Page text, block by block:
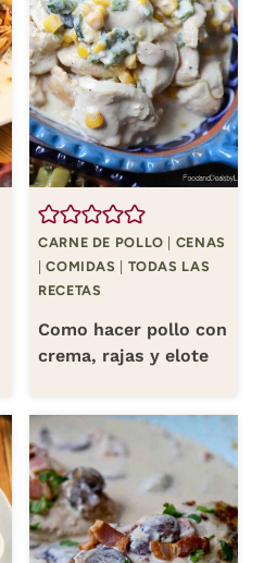
CARNE DE POLLO
CENAS
|COMIDAS
TODAS LAS
RECETAS
Como hacer pollo con
crema, rajas y elote